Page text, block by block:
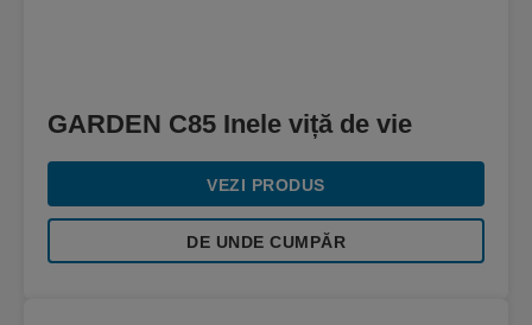
GARDEN C85 Inele viță de vie
VEZI PRODUS
DE UNDE CUMPĂR